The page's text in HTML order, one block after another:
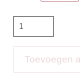
SatinToevoegen